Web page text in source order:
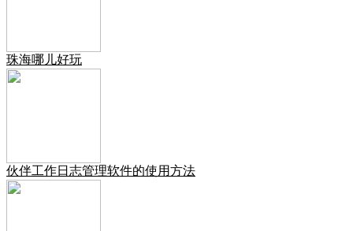
珠海哪儿好玩
伙伴工作日志管理软件的使用方法